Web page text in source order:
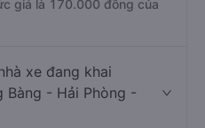
giá là 170.000 đồng của
xe đang khai
Bàng - Hải Phòng -